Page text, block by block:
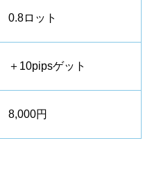
0.8ロット
＋10pipsゲット
8,000円